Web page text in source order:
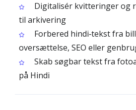
Digitalisér kvitteringer og
til arkivering
Forbered hindi‑tekst fra
oversættelse, SEO eller
Skab søgbar tekst fra
på Hindi